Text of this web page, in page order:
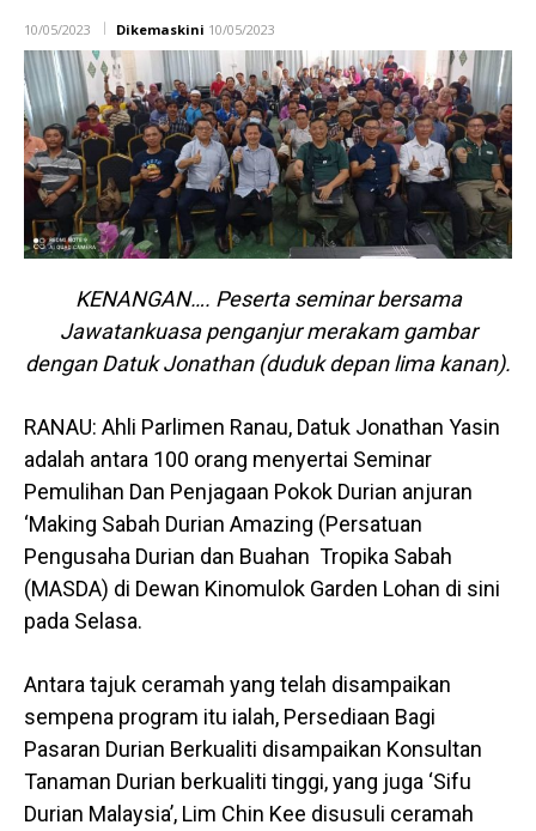
10/05/2023 Dikemaskini 10/05/2023
KENANGAN…. Peserta seminar bersama
Jawatankuasa penganjur merakam gambar
dengan Datuk Jonathan (duduk depan lima kanan).
RANAU: Ahli Parlimen Ranau, Datuk Jonathan Yasin
adalah antara 100 orang menyertai Seminar
Pemulihan Dan Penjagaan Pokok Durian anjuran
‘Making Sabah Durian Amazing (Persatuan
Pengusaha Durian dan Buahan Tropika Sabah
(MASDA) di Dewan Kinomulok Garden Lohan di sini
pada Selasa.
Antara tajuk ceramah yang telah disampaikan
sempena program itu ialah, Persediaan Bagi
Pasaran Durian Berkualiti disampaikan Konsultan
Tanaman Durian berkualiti tinggi, yang juga ‘Sifu
Durian Malaysia’, Lim Chin Kee disusuli ceramah